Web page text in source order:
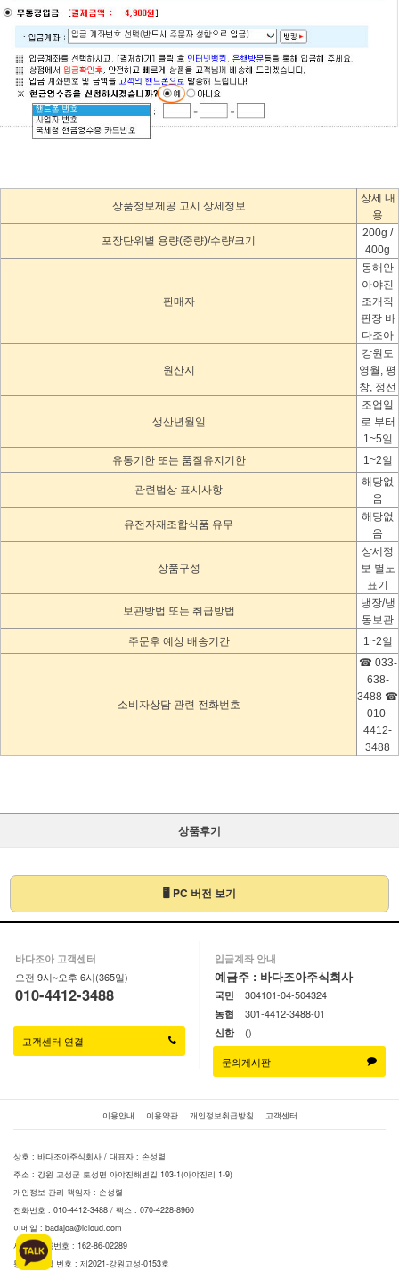
상품정보제공 고시 상세정보
상세 내
용
포장단위별 용량(중량)/수량/크기
200g /
400g
판매자
동해안
아야진
조개직
판장 바
다조아
원산지
강원도
영월, 평
창, 정선
생산년월일
조업일
로 부터
1~5일
유통기한 또는 품질유지기한
1~2일
관련법상 표시사항
해당없
음
유전자재조합식품 유무
해당없
음
상품구성
상세정
보 별도
표기
보관방법 또는 취급방법
냉장/냉
동보관
주문후 예상 배송기간
1~2일
소비자상담 관련 전화번호
☎ 033-
638-
3488 ☎
010-
4412-
3488
상품후기
🖥 PC 버전 보기
바다조아 고객센터
오전 9시~오후 6시(365일)
010-4412-3488
고객센터 연결
입금계좌 안내
예금주 : 바다조아주식회사
국민 304101-04-504324
농협 301-4412-3488-01
신한()
문의게시판
이용안내 이용약관 개인정보취급방침 고객센터
상호 : 바다조아주식회사 / 대표자 : 손성렬
주소 : 강원 고성군 토성면 아야진해변길 103-1(아야진리 1-9)
개인정보 관리 책임자 : 손성렬
전화번호 : 010-4412-3488 / 팩스 : 070-4228-8960
이메일 : badajoa@icloud.com
사업자등록번호 : 162-86-02289
통신판매업 번호 : 제2021-강원고성-0153호